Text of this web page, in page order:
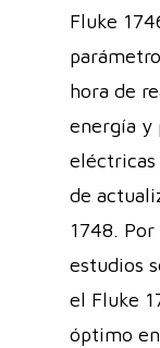
Fluke
hora de
energía y
eléctricas
de
1748.
estudios
el Fluke
óptimo